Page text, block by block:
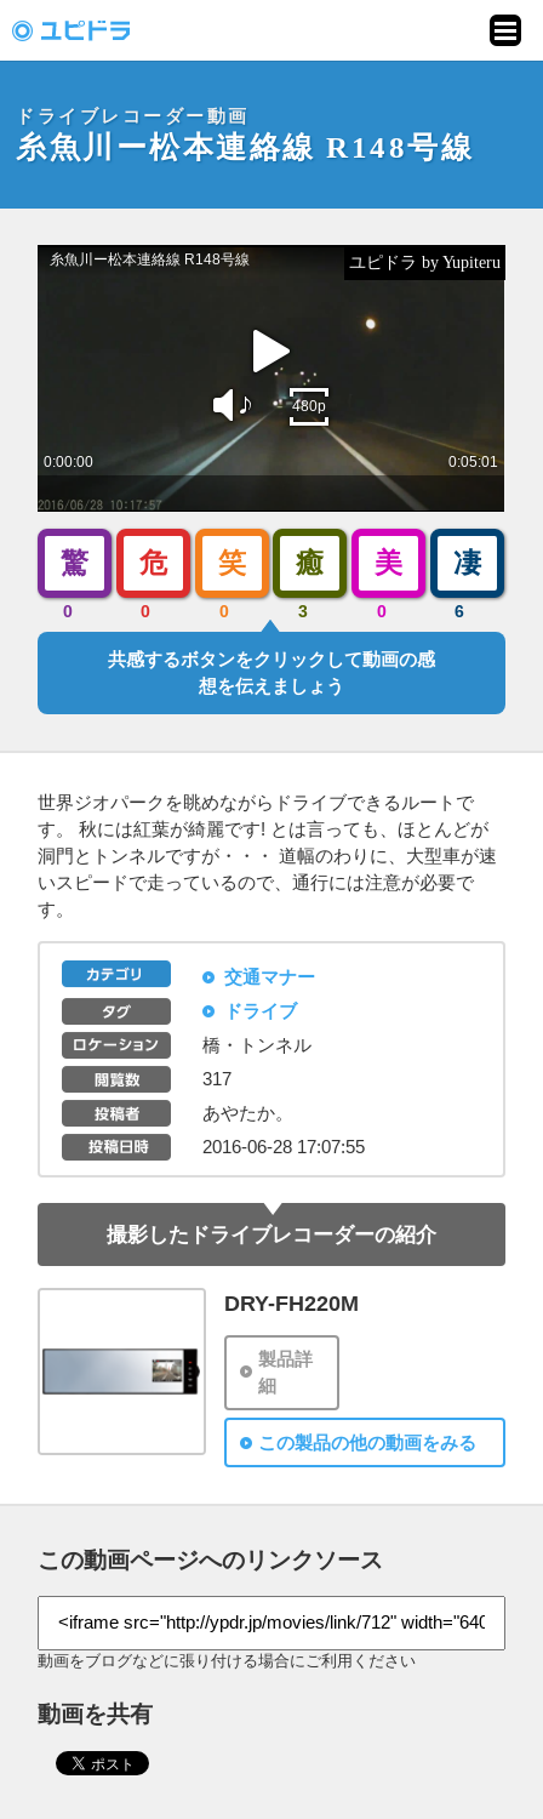
ピドラ」
ドライブレコーダー動画
糸魚川ー松本連絡線 R148号線
ユピドラ by Yupiteru
驚
0
危
0
笑
0
癒
3
美
0
凄
6
共感するボタンをクリックして動画の感
想を伝えましょう
世界ジオパークを眺めながらドライブできるルートで
す。 秋には紅葉が綺麗です! とは言っても、ほとんどが
洞門とトンネルですが・・・ 道幅のわりに、大型車が速
いスピードで走っているので、通行には注意が必要で
す。
交通マナー
ドライブ
橋・トンネル
317
あやたか。
2016-06-28 17:07:55
撮影したドライブレコーダーの紹介
DRY-FH220M
製品詳
細
この製品の他の動画をみる
この動画ページへのリンクソース
動画をブログなどに張り付ける場合にご利用ください
動画を共有